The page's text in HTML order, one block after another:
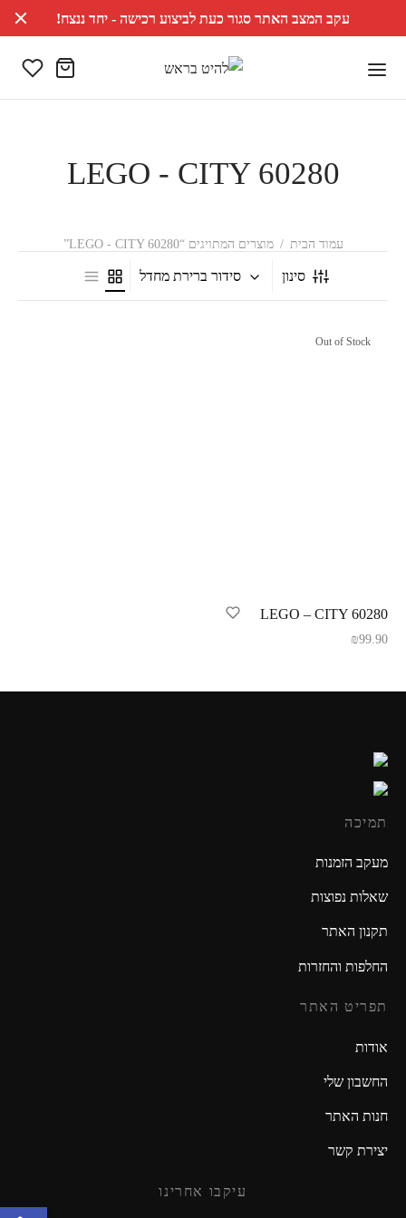
עקב המצב האתר סגור כעת לביצוע רכישה - יחד ננצח!
LEGO - CITY 60280
עמוד הבית / מוצרים המתויגים “LEGO - CITY 60280”
סינון סידור ברירת מחדל
Out of Stock
LEGO – CITY 60280
₪99.90
תמיכה
מעקב הזמנות
שאלות נפוצות
תקנון האתר
החלפות והחזרות
תפריט האתר
אודות
החשבון שלי
חנות האתר
יצירת קשר
עיקבו אחרינו